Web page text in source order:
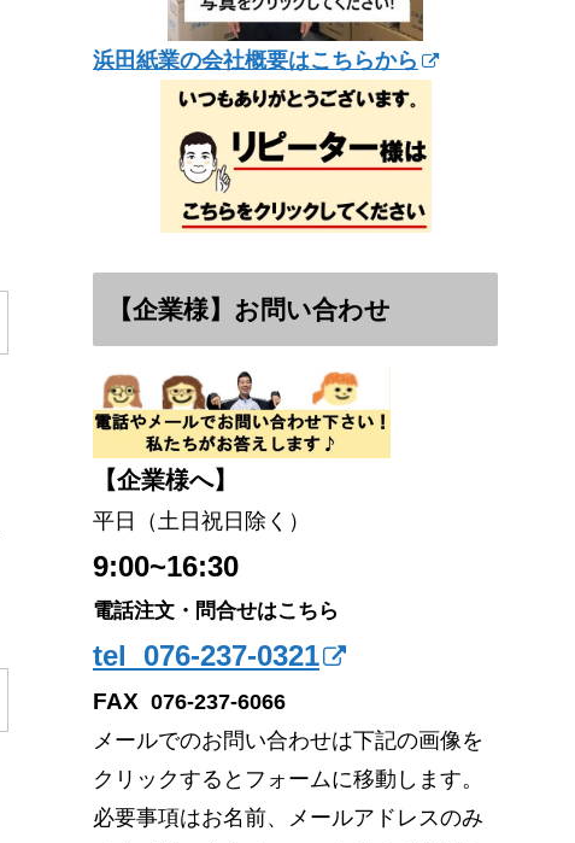
浜田紙業の会社概要はこちらから
【企業様】お問い合わせ
【企業様へ】
平日（土日祝日除く）
9:00~16:30
電話注文・問合せはこちら
tel 076-237-0321
FAX 076-237-6066
メールでのお問い合わせは下記の画像を
クリックするとフォームに移動します。
必要事項はお名前、メールアドレスのみ